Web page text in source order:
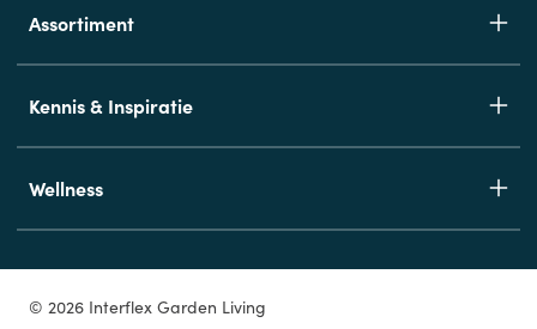
Assortiment
Kennis & Inspiratie
Wellness
© 2026 Interflex Garden Living